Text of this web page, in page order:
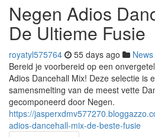
Negen Adios
De Ultieme Fusie
royatyl575764 55 days ago News
Bereid je voorbereid op een
Adios Dancehall Mix! Deze selectie is
samensmelting van de meest vette
gecomponeerd door Negen.
https://
adios-dancehall-mix-de-beste-fusie